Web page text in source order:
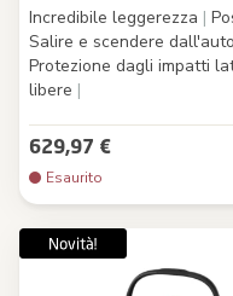
Incredibile leggerezza |
Salire e scendere
Protezione dagli impatti
libere |
629,97 €
Esaurito